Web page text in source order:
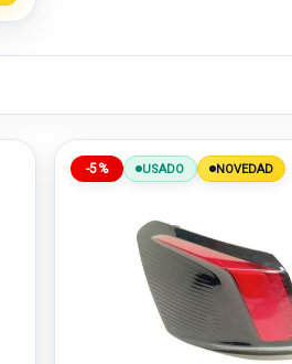
-5% USADO NOVEDAD